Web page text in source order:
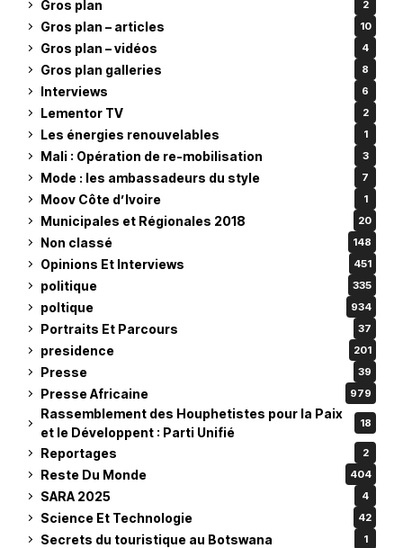
Gros plan 2
Gros plan – articles 10
Gros plan – vidéos 4
Gros plan galleries 8
Interviews 6
Lementor TV 2
Les énergies renouvelables 1
Mali : Opération de re-mobilisation 3
Mode : les ambassadeurs du style 7
Moov Côte d’Ivoire 1
Municipales et Régionales 2018 20
Non classé 148
Opinions Et Interviews 451
politique 335
poltique 934
Portraits Et Parcours 37
presidence 201
Presse 39
Presse Africaine 979
Rassemblement des Houphetistes pour la Paix
et le Développent : Parti Unifié
18
Reportages 2
Reste Du Monde 404
SARA 2025 4
Science Et Technologie 42
Secrets du touristique au Botswana 1